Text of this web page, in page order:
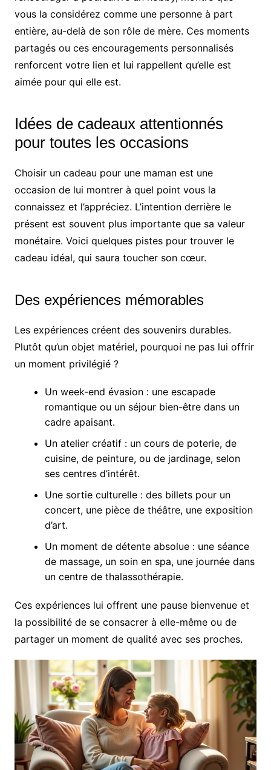
vous la considérez comme une personne à part
entière, au-delà de son rôle de mère. Ces moments
partagés ou ces encouragements personnalisés
renforcent votre lien et lui rappellent qu’elle est
aimée pour qui elle est.
Idées de cadeaux attentionnés
pour toutes les occasions
Choisir un cadeau pour une maman est une
occasion de lui montrer à quel point vous la
connaissez et l’appréciez. L’intention derrière le
présent est souvent plus importante que sa valeur
monétaire. Voici quelques pistes pour trouver le
cadeau idéal, qui saura toucher son cœur.
Des expériences mémorables
Les expériences créent des souvenirs durables.
Plutôt qu’un objet matériel, pourquoi ne pas lui offrir
un moment privilégié ?
Un week-end évasion : une escapade
romantique ou un séjour bien-être dans un
cadre apaisant.
Un atelier créatif : un cours de poterie, de
cuisine, de peinture, ou de jardinage, selon
ses centres d’intérêt.
Une sortie culturelle : des billets pour un
concert, une pièce de théâtre, une exposition
d’art.
Un moment de détente absolue : une séance
de massage, un soin en spa, une journée dans
un centre de thalassothérapie.
Ces expériences lui offrent une pause bienvenue et
la possibilité de se consacrer à elle-même ou de
partager un moment de qualité avec ses proches.